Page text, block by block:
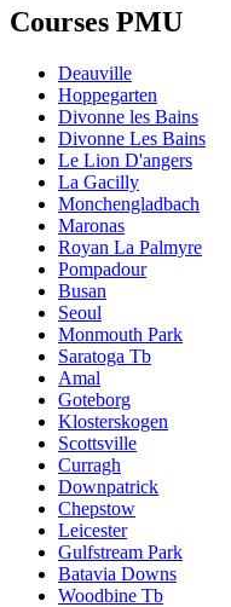
Courses PMU
Deauville
Hoppegarten
Divonne les Bains
Divonne Les Bains
Le Lion D'angers
La Gacilly
Monchengladbach
Maronas
Royan La Palmyre
Pompadour
Busan
Seoul
Monmouth Park
Saratoga Tb
Amal
Goteborg
Klosterskogen
Scottsville
Curragh
Downpatrick
Chepstow
Leicester
Gulfstream Park
Batavia Downs
Woodbine Tb